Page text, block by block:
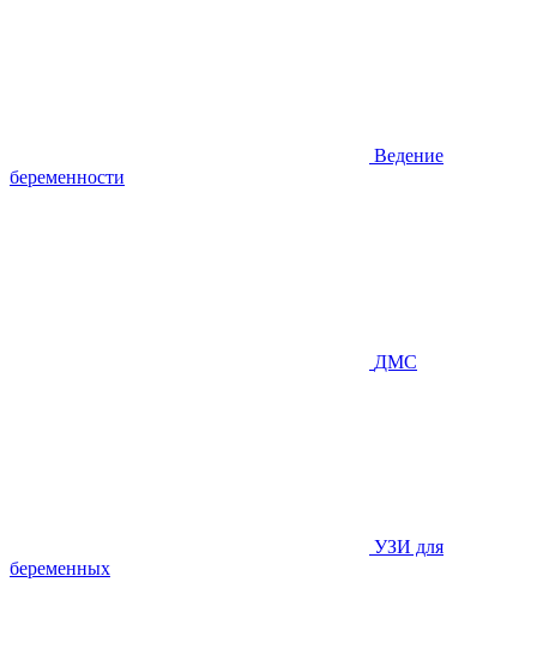
Ведение
беременности
ДМС
УЗИ для
беременных